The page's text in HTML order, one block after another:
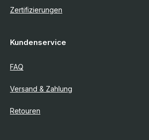
Zertifizierungen
Kundenservice
FAQ
Versand & Zahlung
Retouren